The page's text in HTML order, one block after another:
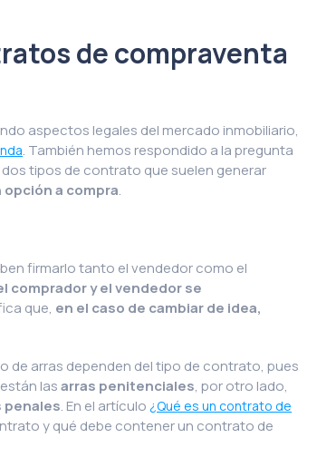
de compraventa
aspectos legales del mercado inmobiliario,
. También hemos respondido a la pregunta
tipos de contrato que suelen generar
a compra.
firmarlo tanto el vendedor como el
comprador y el vendedor se
que, en el caso de cambiar de idea,
de arras dependen del tipo de contrato, pues
lasarras penitenciales, por otro lado,
penales. En el artículo ¿Qué es un contrato de
y qué debe contener un contrato de